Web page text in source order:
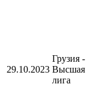
29.10.2023
Грузия -
Высшая
лига